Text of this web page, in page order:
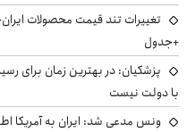
+جدول
پزشکیان‌: در بهترین زمان برای
با دولت نیست
ونس مدعی شد: ایران به آمریکا